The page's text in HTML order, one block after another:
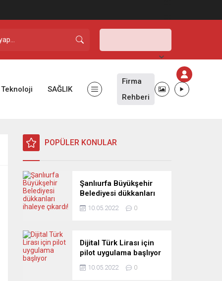
Teknoloji SAĞLIK
Firma
Rehberi
POPÜLER KONULAR
Şanlıurfa Büyükşehir
Belediyesi dükkanları
ihaleye çıkardı!
10.05.2022 0
Dijital Türk Lirası için
pilot uygulama başlıyor
10.05.2022 0